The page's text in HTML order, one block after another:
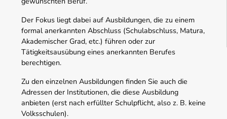
Der Fokus liegt dabei auf Ausbildungen, die zu einem
formal anerkannten Abschluss (Schulabschluss, Matura,
Akademischer Grad, etc.) führen oder zur
Tätigkeitsausübung eines anerkannten Berufes
berechtigen.
Zu den einzelnen Ausbildungen finden Sie auch die
Adressen der Institutionen, die diese Ausbildung
anbieten (erst nach erfüllter Schulpflicht, also z. B. keine
Volksschulen).